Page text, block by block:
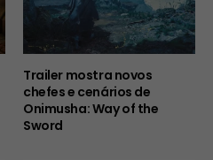
Trailer mostra novos
chefes e cenários de
Onimusha: Way of the
Sword